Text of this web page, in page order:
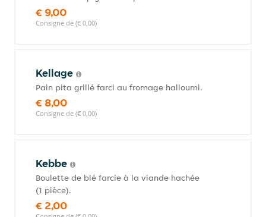
€ 9,00
Consigne de (€ 0,00)
Kellage
Pain pita grillé farci au fromage halloumi.
€ 8,00
Consigne de (€ 0,00)
Kebbe
Boulette de blé farcie à la viande hachée
(1 pièce).
€ 2,00